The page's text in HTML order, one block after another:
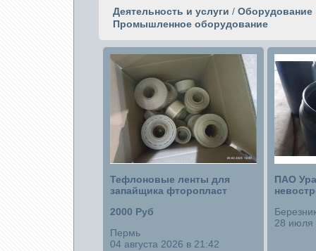
Деятельность и услуги / Оборудование
Промышленное оборудование
Тефлоновые ленты для
запайщика фторопласт
2000 Руб
Пермь
04 августа 2026 в 21:42
ПАО
28 июля